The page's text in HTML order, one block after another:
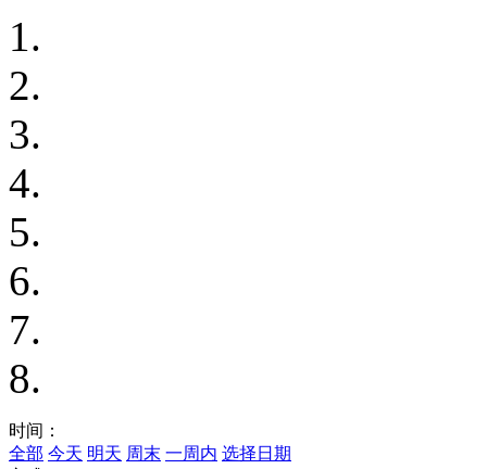
时间：
全部 今天 明天 周末 一周内 选择日期